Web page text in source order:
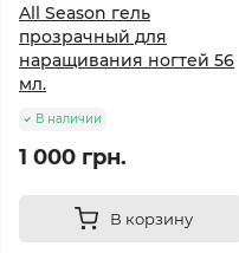
All Season гель
прозрачный для
наращивания ногтей 56
мл.
В наличии
1 000 грн.
В корзину